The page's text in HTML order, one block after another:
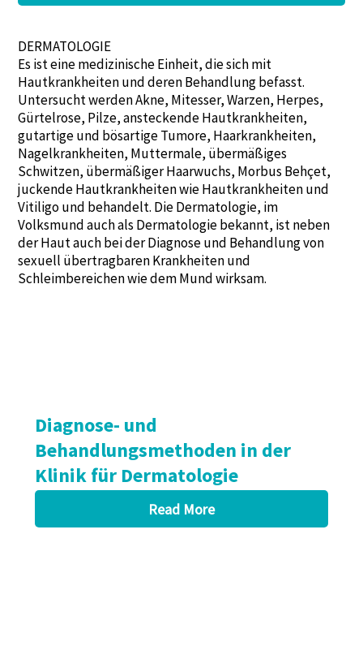
Diagnose- und
Behandlungsmethoden in der
Klinik für Dermatologie
Read More
DERMATOLOGIE
Es ist eine medizinische Einheit, die sich mit
Hautkrankheiten und deren Behandlung befasst.
Untersucht werden Akne, Mitesser, Warzen, Herpes,
Gürtelrose, Pilze, ansteckende Hautkrankheiten,
gutartige und bösartige Tumore, Haarkrankheiten,
Nagelkrankheiten, Muttermale, übermäßiges
Schwitzen, übermäßiger Haarwuchs, Morbus Behçet,
juckende Hautkrankheiten wie Hautkrankheiten und
Vitiligo und behandelt. Die Dermatologie, im
Volksmund auch als Dermatologie bekannt, ist neben
der Haut auch bei der Diagnose und Behandlung von
sexuell übertragbaren Krankheiten und
Schleimbereichen wie dem Mund wirksam.